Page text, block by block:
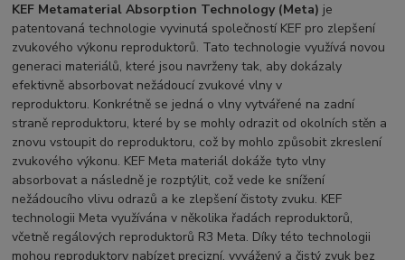
KEF Metamaterial Absorption Technology (Meta) je
patentovaná technologie vyvinutá společností KEF pro zlepšení
zvukového výkonu reproduktorů. Tato technologie využívá novou
generaci materiálů, které jsou navrženy tak, aby dokázaly
efektivně absorbovat nežádoucí zvukové vlny v
reproduktoru. Konkrétně se jedná o vlny vytvářené na zadní
straně reproduktoru, které by se mohly odrazit od okolních stěn a
znovu vstoupit do reproduktoru, což by mohlo způsobit zkreslení
zvukového výkonu. KEF Meta materiál dokáže tyto vlny
absorbovat a následně je rozptýlit, což vede ke snížení
nežádoucího vlivu odrazů a ke zlepšení čistoty zvuku. KEF
technologii Meta využívána v několika řadách reproduktorů,
včetně regálových reproduktorů R3 Meta. Díky této technologii
mohou reproduktory nabízet precizní, vyvážený a čistý zvuk bez